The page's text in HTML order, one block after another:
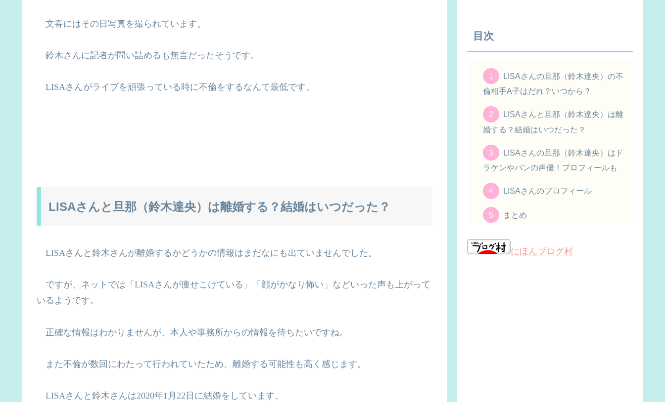
文春にはその日写真を撮られています。
鈴木さんに記者が問い詰めるも無言だったそうです。
LISAさんがライブを頑張っている時に不倫をするなんて最低です。
LISAさんと旦那（鈴木達央）は離婚する？結婚はいつだった？
LISA さんと鈴木さんが離婚するかどうかの情報はまだなにも出ていませんでし た。
ですが、ネットでは「 LISAさんが痩せこけている」「顔がかなり怖い」などいった声も上がって
いるようです。
正確な情報はわかりませんが、本人や事務所からの情報を待ちたいですね。
また不倫が数回にわたって行われていたため、離婚する可能性も高く感じま す。
LISAさんと鈴木さんは2020年1 月 22 日に結婚をしています。
目次
LISAさんの旦那（鈴木達央）の不
倫相手A子はだれ？いつから？
LISAさんと旦那（鈴木達央）は離
婚する？結婚はいつだった？
LISAさんの旦那（鈴木達央）はド
ラケンやバンの声優！プロフィールも
LISAさんのプロフィール
まとめ
にほんブログ村